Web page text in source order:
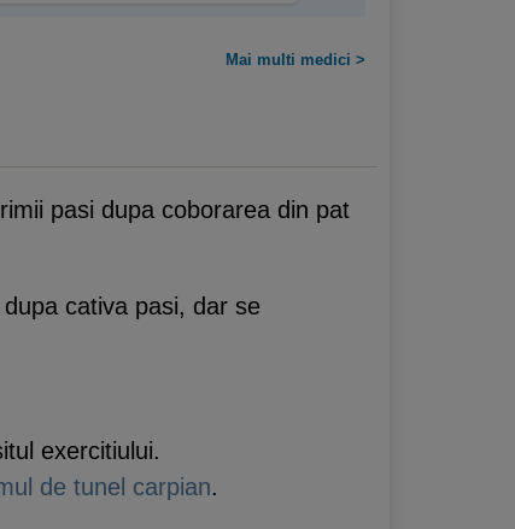
Mai multi medici >
pasi dupa coborarea din pat
cativa pasi, dar se
exercitiului.
de tunel carpian.